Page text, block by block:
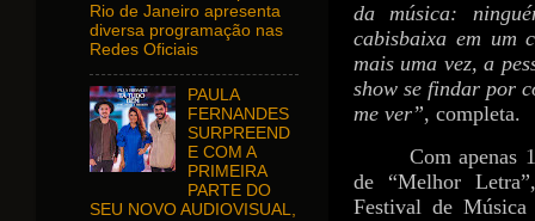
da música:
cabisbaixa em um
mais uma vez, a
show se findar por
me ver”, completa.
Com apenas
de “Melhor
Festival de
Rio de Janeiro apresenta
diversa programação nas
Redes Oficiais
PAULA
FERNANDES
SURPREEND
E COM A
PRIMEIRA
PARTE DO
SEU NOVO AUDIOVISUAL,